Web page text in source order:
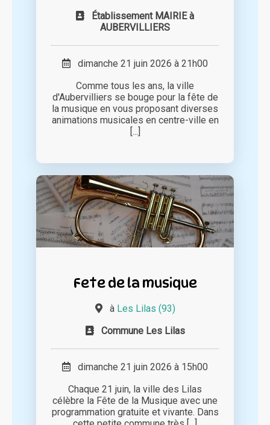
Établissement MAIRIE à
AUBERVILLIERS
dimanche 21 juin 2026 à 21h00
Comme tous les ans, la ville
d'Aubervilliers se bouge pour la fête de
la musique en vous proposant diverses
animations musicales en centre-ville en
[...]
Fete de la musique
à Les Lilas (93)
Commune Les Lilas
dimanche 21 juin 2026 à 15h00
Chaque 21 juin, la ville des Lilas
célèbre la Fête de la Musique avec une
programmation gratuite et vivante. Dans